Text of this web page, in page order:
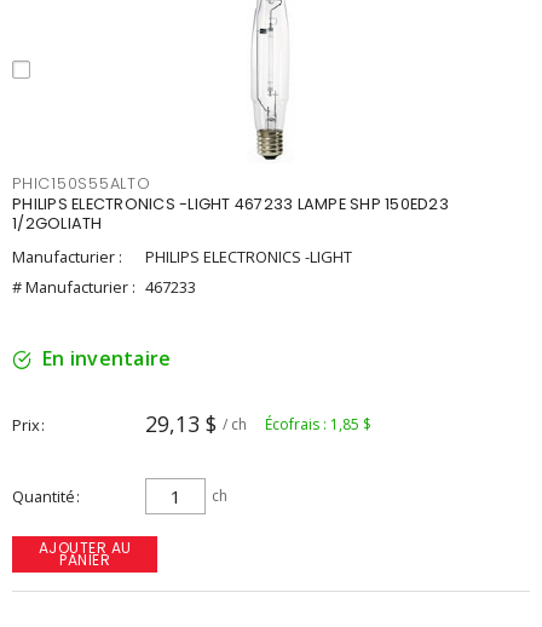
PHIC150S55ALTO
PHILIPS ELECTRONICS -LIGHT 467233 LAMPE SHP 150ED23
1/2GOLIATH
Manufacturier :
PHILIPS ELECTRONICS -LIGHT
# Manufacturier : 467233
En inventaire
Prix 29,13 $ / ch Écofrais : 1,85 $
Quantité ch
AJOUTER AU
PANIER